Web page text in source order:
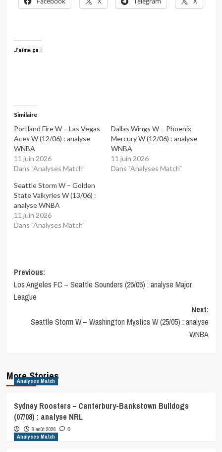
J’aime ça :
Similaire
Portland Fire W – Las Vegas
Aces W (12/06) : analyse
WNBA
11 juin 2026
Dans "Analyses Match"
Dallas Wings W – Phoenix
Mercury W (12/06) : analyse
WNBA
11 juin 2026
Dans "Analyses Match"
Seattle Storm W – Golden
State Valkyries W (13/06) :
analyse WNBA
11 juin 2026
Dans "Analyses Match"
Post
navigation
Previous:
Los Angeles FC – Seattle Sounders (25/05) : analyse Major
League
Next:
Seattle Storm W – Washington Mystics W (25/05) : analyse
WNBA
More Stories
Analyses Match
Sydney Roosters – Canterbury-Bankstown Bulldogs
(07/08) : analyse NRL
6 août 2026 0
Analyses Match